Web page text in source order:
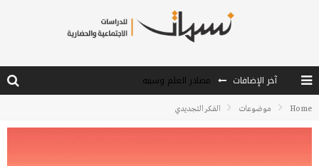
آخر الإضافات
مصادر العلم وسببه
Home موضوعات الفكر التجديدي